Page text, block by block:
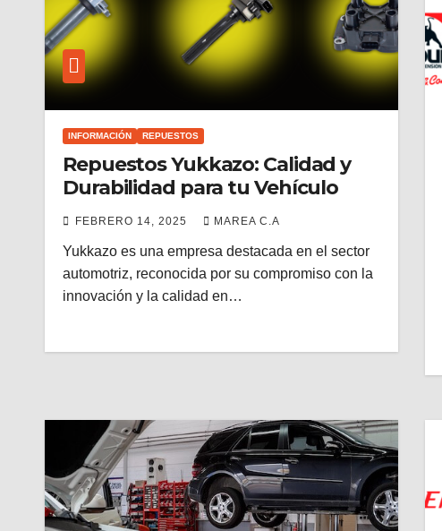
INFORMACIÓN REPUESTOS
Repuestos Yukkazo: Calidad y
Durabilidad para tu Vehículo
FEBRERO 14, 2025 MAREA C.A
Yukkazo es una empresa destacada en el sector
automotriz, reconocida por su compromiso con la
innovación y la calidad en…